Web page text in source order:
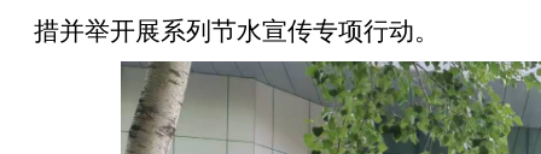
措并举开展系列节水宣传专项行动。